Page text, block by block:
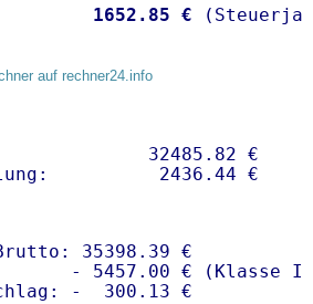
1652.85 €
auf rechner24.info
32485.82 €
35398.39 €
- 5457.00 € (Klasse I)
-  300.13 €